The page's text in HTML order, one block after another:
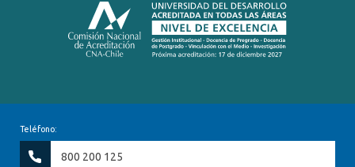
Teléfono:
800 200 125